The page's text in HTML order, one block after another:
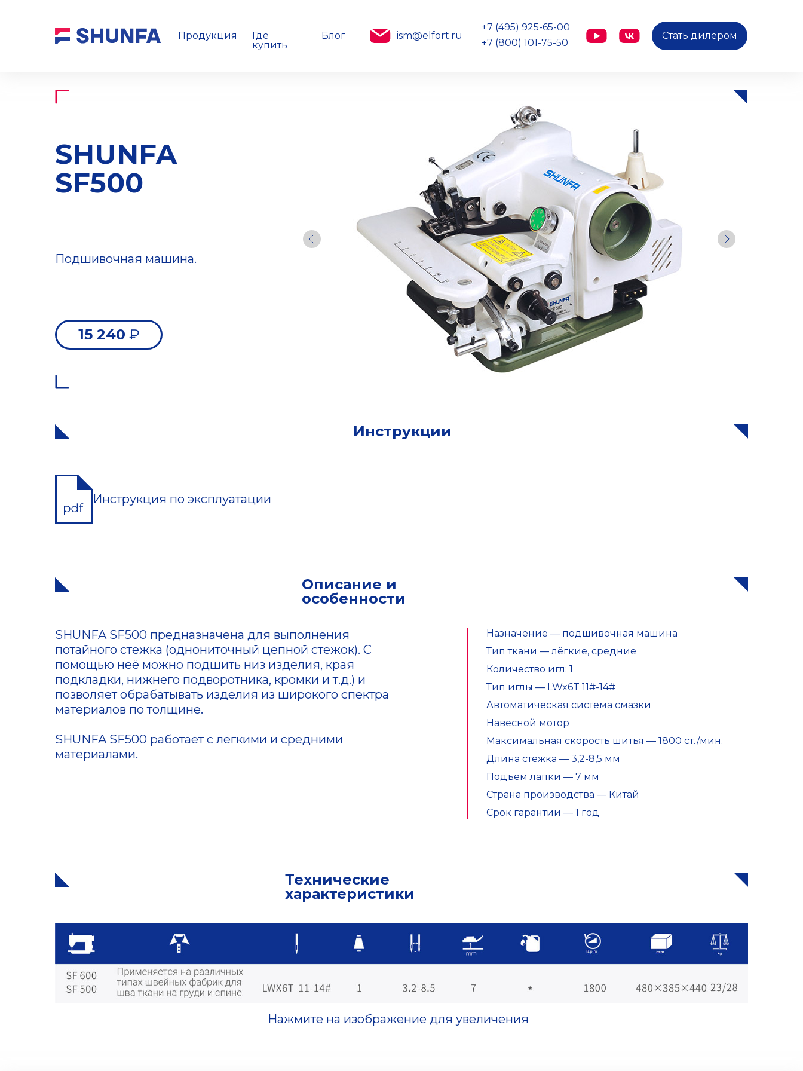
Продукция
Где
купить
Блог Стать дилером
+7 (495) 925-65-00
+7 (800) 101-75-50
ism@elfort.ru
15 240 ₽
SHUNFA
SF500
Подшивочная машина.
Инструкции
Инструкция по эксплуатации
Описание и
особенности
SHUNFA SF500 предназначена для выполнения
потайного стежка (однониточный цепной стежок). С
помощью неё можно подшить низ изделия, края
подкладки, нижнего подворотника, кромки и т.д.) и
позволяет обрабатывать изделия из широкого спектра
материалов по толщине.
SHUNFA SF500 работает с лёгкими и средними
материалами.
Назначение — подшивочная машина
Тип ткани — лёгкие, средние
Количество игл: 1
Тип иглы — LWx6T 11#-14#
Автоматическая система смазки
Навесной мотор
Максимальная скорость шитья — 1800 ст./мин.
Длина стежка — 3,2-8,5 мм
Подъем лапки — 7 мм
Страна производства — Китай
Срок гарантии — 1 год
Технические
характеристики
Нажмите на изображение для увеличения